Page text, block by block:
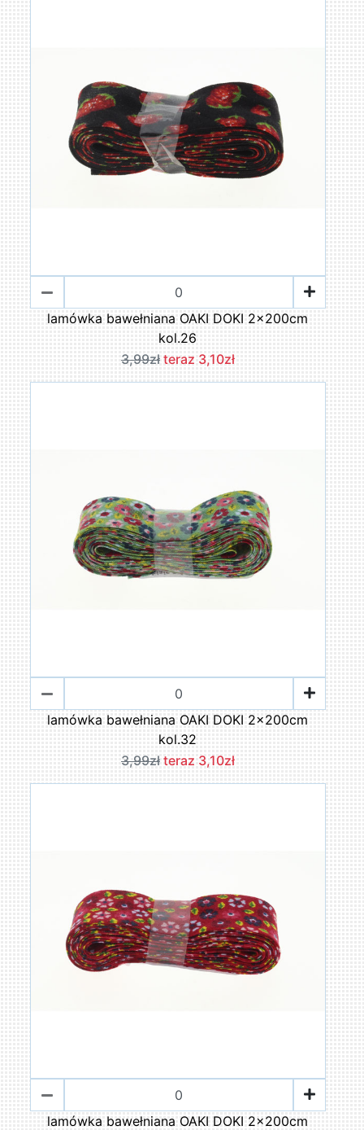
lamówka bawełniana OAKI DOKI 2x200cm
kol.26
3,99zł teraz 3,10zł
lamówka bawełniana OAKI DOKI 2x200cm
kol.32
3,99zł teraz 3,10zł
lamówka bawełniana OAKI DOKI 2x200cm